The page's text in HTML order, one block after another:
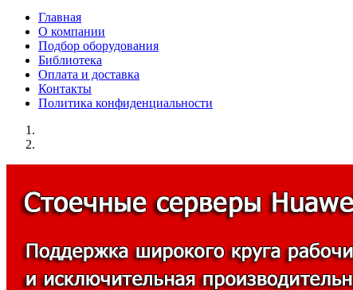
Главная
О компании
Подбор оборудования
Библиотека
Оплата и доставка
Контакты
Политика конфиденциальности